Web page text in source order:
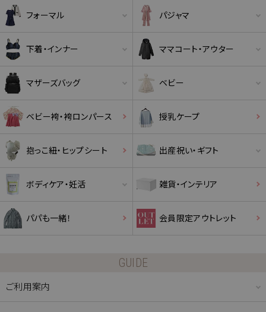
フォーマル パジャマ
下着・インナー ママコート・アウター
マザーズバッグ ベビー
ベビー袴・袴ロンパース 授乳ケープ
抱っこ紐・ヒップシート 出産祝い・ギフト
ボディケア・妊活 雑貨・インテリア
パパも一緒！ 会員限定アウトレット
GUIDE
ご利用案内